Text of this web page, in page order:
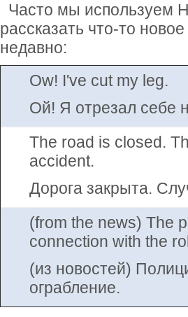
Часто мы используем
рассказать что-то
недавно:
Ow! I've cut my leg.
Ой! Я отрезал себе
The road is closed.
accident.
Дорога закрыта.
(from the news) The
connection with the
(из новостей)
ограбление.